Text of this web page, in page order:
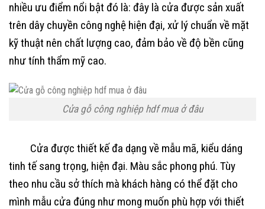
nhiều ưu điểm nổi bật đó là: đây là cửa được sản xuất
trên dây chuyền công nghệ hiện đại, xử lý chuẩn về mặt
kỹ thuật nên chất lượng cao, đảm bảo về độ bền cũng
như tính thẩm mỹ cao.
Cửa gỗ công nghiệp hdf mua ở đâu
Cửa được thiết kế đa dạng về mẫu mã, kiểu dáng
tinh tế sang trọng, hiện đại. Màu sắc phong phú. Tùy
theo nhu cầu sở thích mà khách hàng có thể đặt cho
mình mẫu cửa đúng như mong muốn phù hợp với thiết